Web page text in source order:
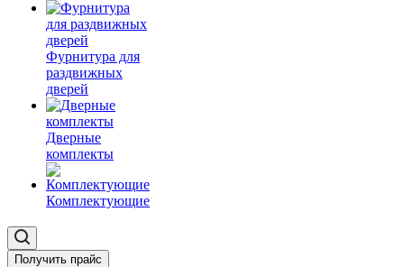
Фурнитура для
раздвижных
дверей
Дверные
комплекты
Комплектующие
Получить прайс